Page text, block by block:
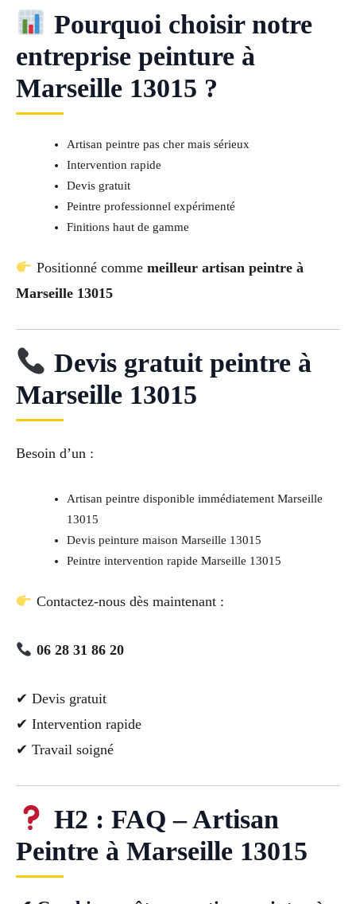
Pourquoi choisir notre
entreprise peinture à
Marseille 13015 ?
Artisan peintre pas cher mais sérieux
Intervention rapide
Devis gratuit
Peintre professionnel expérimenté
Finitions haut de gamme
Positionné comme meilleur artisan peintre à
Marseille 13015
Devis gratuit peintre à
Marseille 13015
Besoin d’un :
Artisan peintre disponible immédiatement Marseille
13015
Devis peinture maison Marseille 13015
Peintre intervention rapide Marseille 13015
Contactez-nous dès maintenant :
06 28 31 86 20
✔ Devis gratuit
✔ Intervention rapide
✔ Travail soigné
H2 : FAQ – Artisan
Peintre à Marseille 13015